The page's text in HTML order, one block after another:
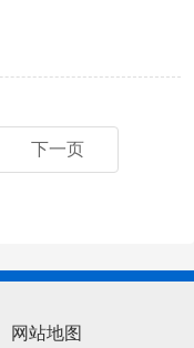
下一页
网站地图